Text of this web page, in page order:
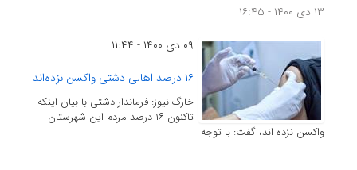
۱۳ دی ۱۴۰۰ - ۱۶:۴۵
۰۹ دی ۱۴۰۰ - ۱۱:۴۴
۱۶ درصد اهالی دشتی واکسن نزده‌اند
خارگ نیوز: فرماندار دشتی با بیان اینکه
تاکنون ۱۶ درصد مردم این شهرستان
واکسن نزده اند، گفت: با توجه